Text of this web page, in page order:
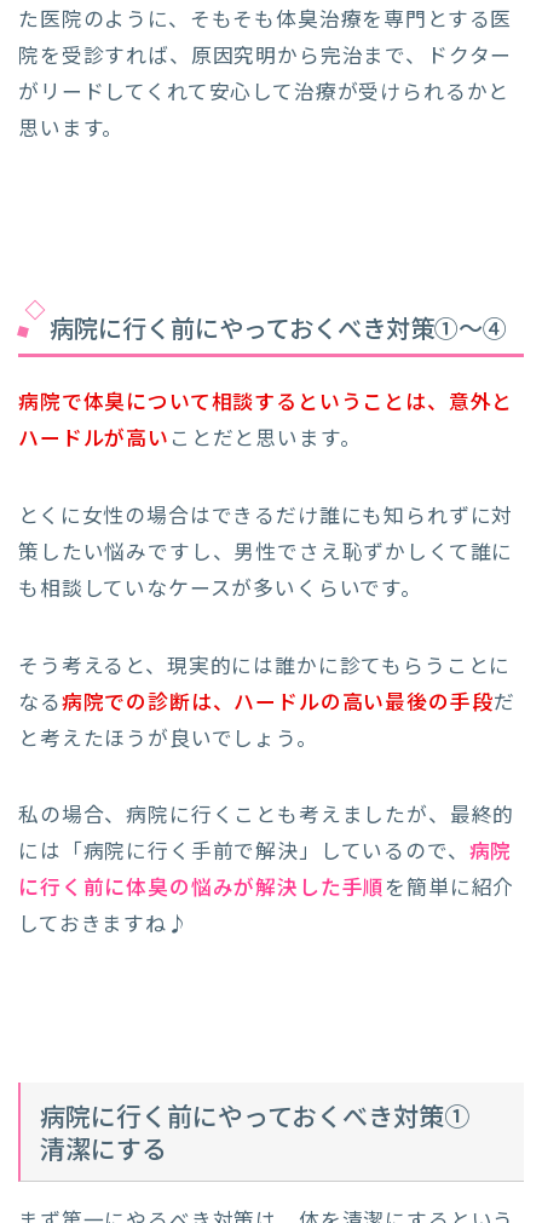
た医院のように、そもそも体臭治療を専門とする医
院を受診すれば、原因究明から完治まで、ドクター
がリードしてくれて安心して治療が受けられるかと
思います。
病院に行く前にやっておくべき対策①～④
病院で体臭について相談するということは、意外と
ハードルが高い ことだと思います。
とくに女性の場合はできるだけ誰にも知られずに対
策したい悩みですし、男性でさえ恥ずかしくて誰に
も相談していなケースが多いくらいです。
そう考えると、現実的には誰かに診てもらうことに
なる病院での診断は、ハードルの高い最後の手段だ
と考えたほうが良いでしょう。
私の場合、病院に行くことも考えましたが、最終的
には「病院に行く手前で解決」しているので、 病院
に行く前に体臭の悩みが解決した手順を簡単に紹介
しておきますね♪
病院に行く前にやっておくべき対策①
清潔にする